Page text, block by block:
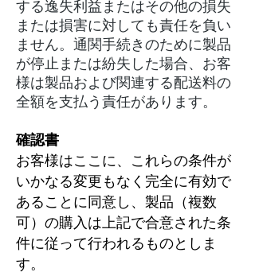
する逸失利益またはその他の損失
または損害に対しても責任を負い
ません。通関手続きのために製品
が停止または紛失した場合、お客
様は製品および関連する配送料の
全額を支払う責任があります。
確認書
お客様はここに、これらの条件が
いかなる変更もなく完全に有効で
あることに同意し、製品（複数
可）の購入は上記で合意された条
件に従って行われるものとしま
す。